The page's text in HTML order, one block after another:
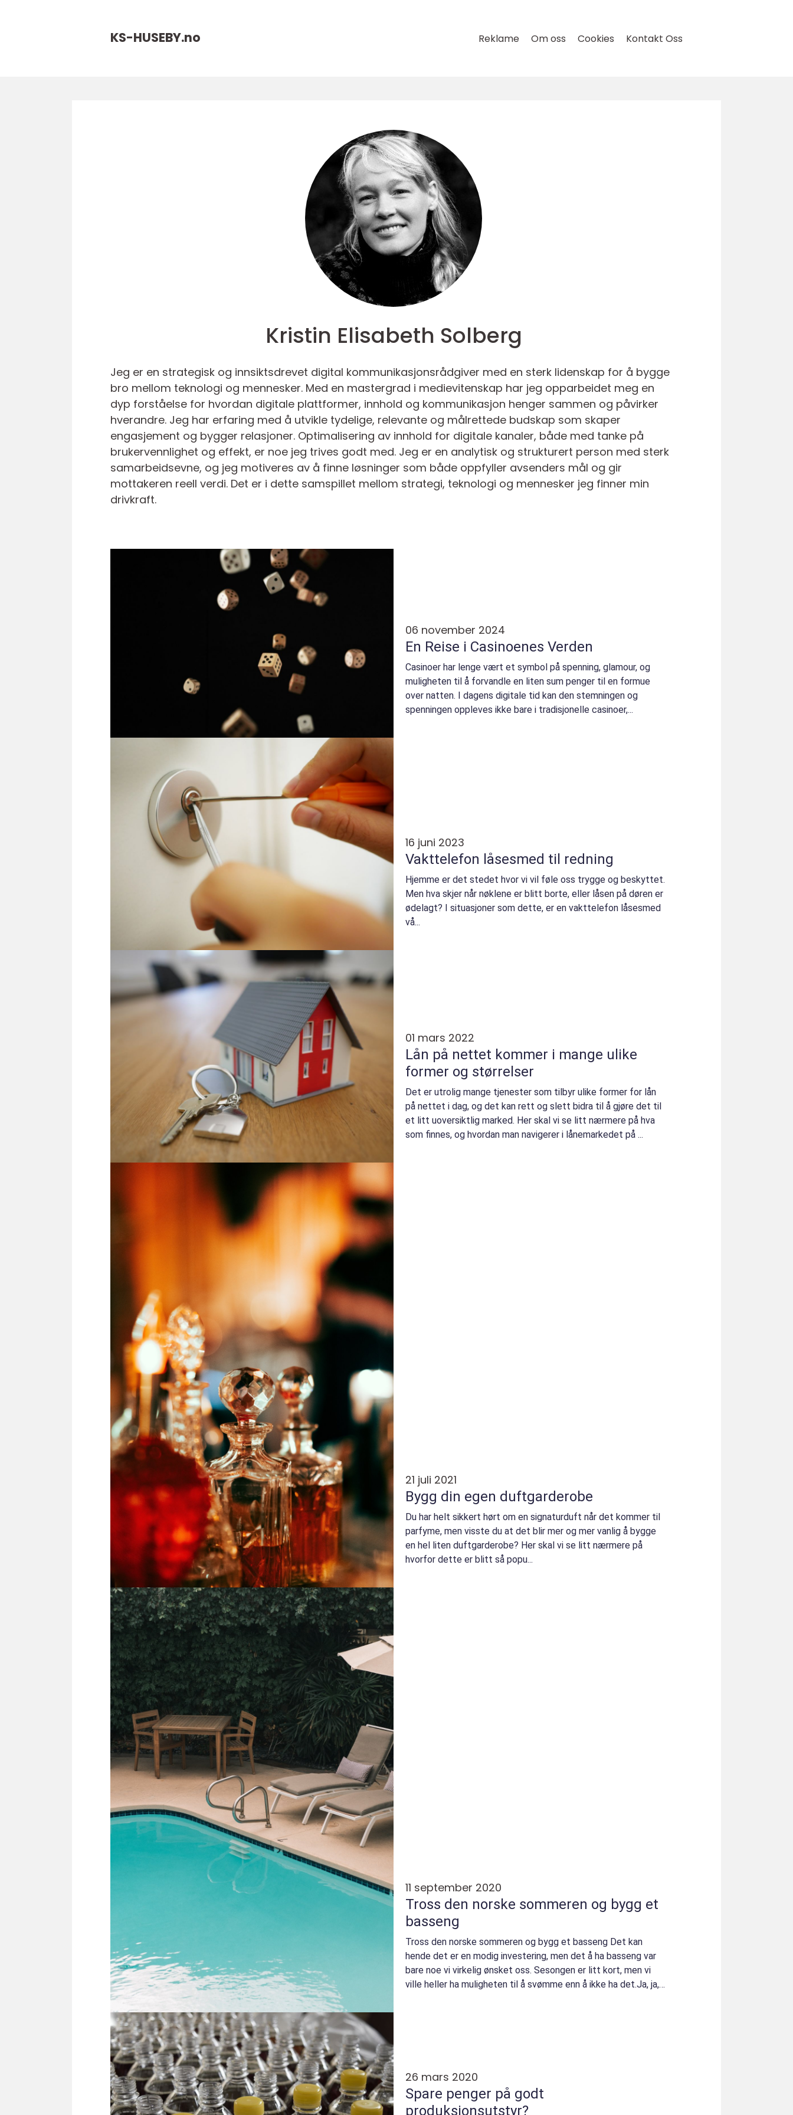
KS-HUSEBY.no Reklame Om oss Cookies Kontakt Oss
Kristin Elisabeth Solberg
Jeg er en strategisk og innsiktsdrevet digital kommunikasjonsrådgiver med en sterk lidenskap for å bygge
bro mellom teknologi og mennesker. Med en mastergrad i medievitenskap har jeg opparbeidet meg en
dyp forståelse for hvordan digitale plattformer, innhold og kommunikasjon henger sammen og påvirker
hverandre. Jeg har erfaring med å utvikle tydelige, relevante og målrettede budskap som skaper
engasjement og bygger relasjoner. Optimalisering av innhold for digitale kanaler, både med tanke på
brukervennlighet og effekt, er noe jeg trives godt med. Jeg er en analytisk og strukturert person med sterk
samarbeidsevne, og jeg motiveres av å finne løsninger som både oppfyller avsenders mål og gir
mottakeren reell verdi. Det er i dette samspillet mellom strategi, teknologi og mennesker jeg finner min
drivkraft.
06 november 2024
En Reise i Casinoenes Verden
Casinoer har lenge vært et symbol på spenning, glamour, og
muligheten til å forvandle en liten sum penger til en formue
over natten. I dagens digitale tid kan den stemningen og
spenningen oppleves ikke bare i tradisjonelle casinoer,...
16 juni 2023
Vakttelefon låsesmed til redning
Hjemme er det stedet hvor vi vil føle oss trygge og beskyttet.
Men hva skjer når nøklene er blitt borte, eller låsen på døren er
ødelagt? I situasjoner som dette, er en vakttelefon låsesmed
vå...
01 mars 2022
Lån på nettet kommer i mange ulike
former og størrelser
Det er utrolig mange tjenester som tilbyr ulike former for lån
på nettet i dag, og det kan rett og slett bidra til å gjøre det til
et litt uoversiktlig marked. Her skal vi se litt nærmere på hva
som finnes, og hvordan man navigerer i lånemarkedet på ...
21 juli 2021
Bygg din egen duftgarderobe
Du har helt sikkert hørt om en signaturduft når det kommer til
parfyme, men visste du at det blir mer og mer vanlig å bygge
en hel liten duftgarderobe? Her skal vi se litt nærmere på
hvorfor dette er blitt så popu...
11 september 2020
Tross den norske sommeren og bygg et
basseng
Tross den norske sommeren og bygg et basseng Det kan
hende det er en modig investering, men det å ha basseng var
bare noe vi virkelig ønsket oss. Sesongen er litt kort, men vi
ville heller ha muligheten til å svømme enn å ikke ha det.Ja, ja,
26 mars 2020
Spare penger på godt
produksjonsutstyr?